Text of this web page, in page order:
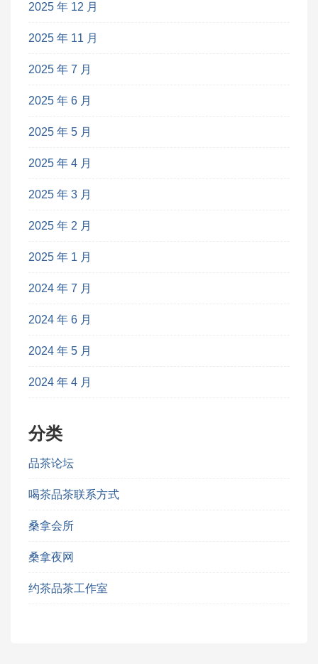
2025 年 12 月
2025 年 11 月
2025 年 7 月
2025 年 6 月
2025 年 5 月
2025 年 4 月
2025 年 3 月
2025 年 2 月
2025 年 1 月
2024 年 7 月
2024 年 6 月
2024 年 5 月
2024 年 4 月
分类
品茶论坛
喝茶品茶联系方式
桑拿会所
桑拿夜网
约茶品茶工作室